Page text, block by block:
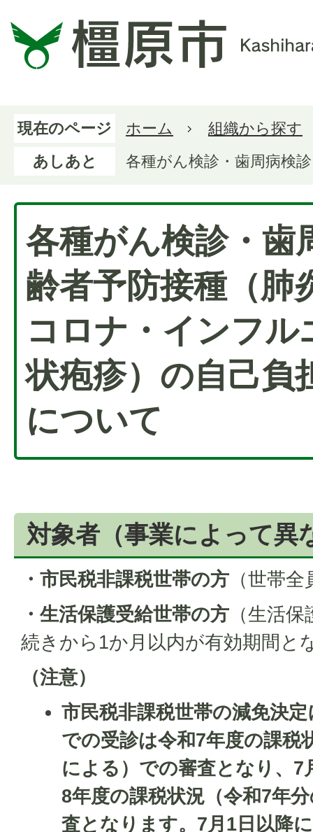
現在のページ ホーム
組織から探す
あしあと
各種がん検診・歯周病検
各種がん検診・歯
齢者予防接種（肺
コロナ・インフル
状疱疹）の自己負
について
対象者（事業によって異
・市民税非課税世帯の方 （世帯
・生活保護受給世帯の方 （生活
続きから1か月以内が有効期間と
（注意）
市民税非課税世帯の減免決
での受診は令和7年度の課税
による）での審査となり、 7
8年度の課税状況（令和7年
査となります。 7月1日以降